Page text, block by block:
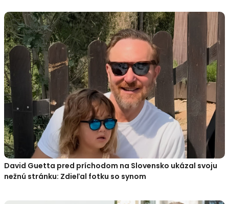
David Guetta pred príchodom na Slovensko ukázal svoju
nežnú stránku: Zdieľal fotku so synom